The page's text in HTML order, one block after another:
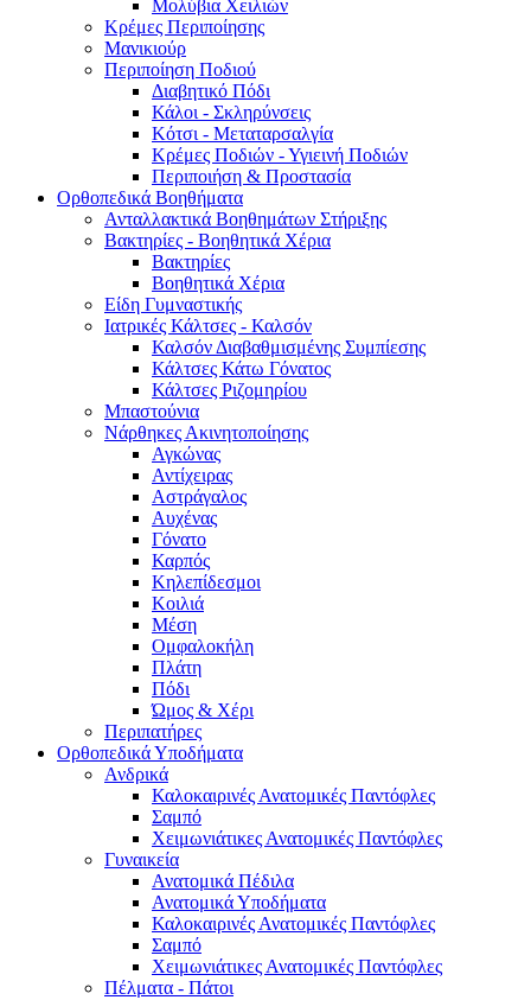
Μολύβια Χειλιών
Κρέμες Περιποίησης
Μανικιούρ
Περιποίηση Ποδιού
Διαβητικό Πόδι
Κάλοι - Σκληρύνσεις
Κότσι - Μεταταρσαλγία
Κρέμες Ποδιών - Υγιεινή Ποδιών
Περιποιήση & Προστασία
Ορθοπεδικά Βοηθήματα
Ανταλλακτικά Βοηθημάτων Στήριξης
Βακτηρίες - Βοηθητικά Χέρια
Βακτηρίες
Βοηθητικά Χέρια
Είδη Γυμναστικής
Ιατρικές Κάλτσες - Καλσόν
Καλσόν Διαβαθμισμένης Συμπίεσης
Κάλτσες Κάτω Γόνατος
Κάλτσες Ριζομηρίου
Μπαστούνια
Νάρθηκες Ακινητοποίησης
Αγκώνας
Αντίχειρας
Αστράγαλος
Αυχένας
Γόνατο
Καρπός
Κηλεπίδεσμοι
Κοιλιά
Μέση
Ομφαλοκήλη
Πλάτη
Πόδι
Ώμος & Χέρι
Περιπατήρες
Ορθοπεδικά Υποδήματα
Ανδρικά
Καλοκαιρινές Ανατομικές Παντόφλες
Σαμπό
Χειμωνιάτικες Ανατομικές Παντόφλες
Γυναικεία
Ανατομικά Πέδιλα
Ανατομικά Υποδήματα
Καλοκαιρινές Ανατομικές Παντόφλες
Σαμπό
Χειμωνιάτικες Ανατομικές Παντόφλες
Πέλματα - Πάτοι